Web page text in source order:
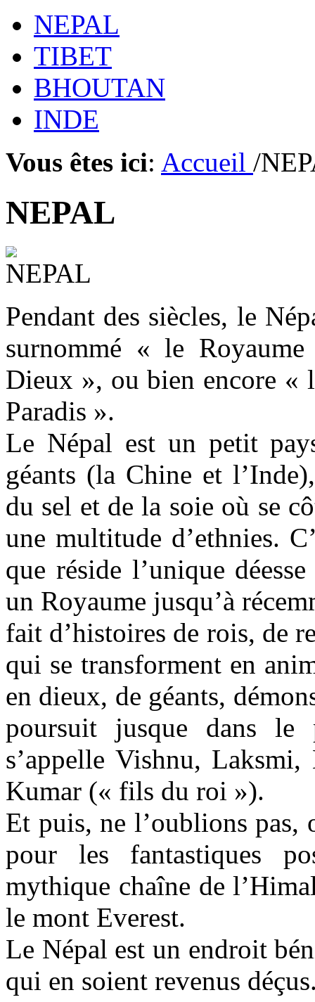
NEPAL
TIBET
BHOUTAN
INDE
Vous êtes ici: Accueil /
NEPAL
Pendant des siècles, le
surnommé « le
Dieux », ou bien encore «
Paradis ».
Le Népal est un petit
géants (la Chine et
du sel et de la soie où se
une multitude d’ethnies.
que réside l’unique
un Royaume jusqu’à
fait d’histoires de rois, de
qui se transforment en
en dieux, de géants,
poursuit jusque dans
s’appelle Vishnu,
Kumar (« fils du roi »).
Et puis, ne l’oublions pas,
pour les fantastiques
mythique chaîne de
le mont Everest.
Le Népal est un endroit
qui en soient revenus